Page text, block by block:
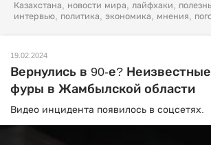
Казахстана, новости мира, лайфхаки,
интервью, политика, экономика, мнения,
19.02.2024
Вернулись в 90-е?
фуры в Жамбылской области
Видео инцидента появилось в соцсетях.